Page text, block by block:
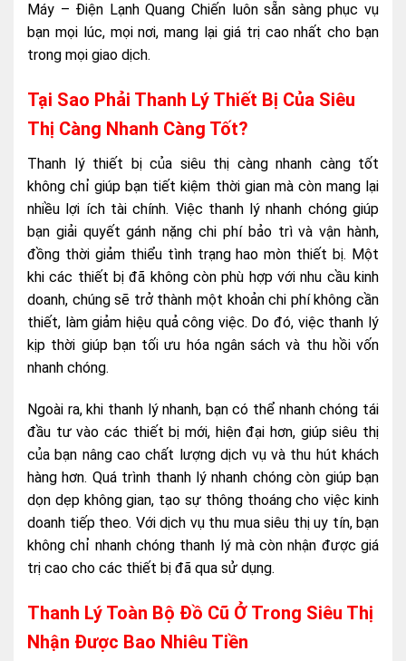
Máy – Điện Lạnh Quang Chiến luôn sẵn sàng phục vụ
bạn mọi lúc, mọi nơi, mang lại giá trị cao nhất cho bạn
trong mọi giao dịch.
Tại Sao Phải Thanh Lý Thiết Bị Của Siêu
Thị Càng Nhanh Càng Tốt?
Thanh lý thiết bị của siêu thị càng nhanh càng tốt
không chỉ giúp bạn tiết kiệm thời gian mà còn mang lại
nhiều lợi ích tài chính. Việc thanh lý nhanh chóng giúp
bạn giải quyết gánh nặng chi phí bảo trì và vận hành,
đồng thời giảm thiểu tình trạng hao mòn thiết bị. Một
khi các thiết bị đã không còn phù hợp với nhu cầu kinh
doanh, chúng sẽ trở thành một khoản chi phí không cần
thiết, làm giảm hiệu quả công việc. Do đó, việc thanh lý
kịp thời giúp bạn tối ưu hóa ngân sách và thu hồi vốn
nhanh chóng.
Ngoài ra, khi thanh lý nhanh, bạn có thể nhanh chóng tái
đầu tư vào các thiết bị mới, hiện đại hơn, giúp siêu thị
của bạn nâng cao chất lượng dịch vụ và thu hút khách
hàng hơn. Quá trình thanh lý nhanh chóng còn giúp bạn
dọn dẹp không gian, tạo sự thông thoáng cho việc kinh
doanh tiếp theo. Với dịch vụ thu mua siêu thị uy tín, bạn
không chỉ nhanh chóng thanh lý mà còn nhận được giá
trị cao cho các thiết bị đã qua sử dụng.
Thanh Lý Toàn Bộ Đồ Cũ Ở Trong Siêu Thị
Nhận Được Bao Nhiêu Tiền